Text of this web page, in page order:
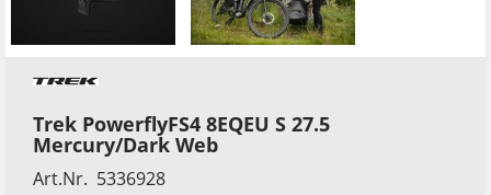
Trek PowerflyFS4 8EQEU S 27.5
Mercury/Dark Web
Art.Nr. 5336928